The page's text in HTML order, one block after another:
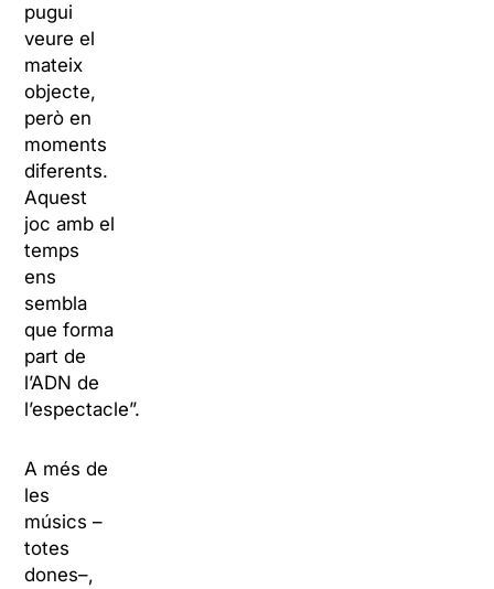
pugui
veure el
mateix
objecte,
però en
moments
diferents.
Aquest
joc amb el
temps
ens
sembla
que forma
part de
l’ADN de
l’espectacle”.
A més de
les
músics –
totes
dones–,